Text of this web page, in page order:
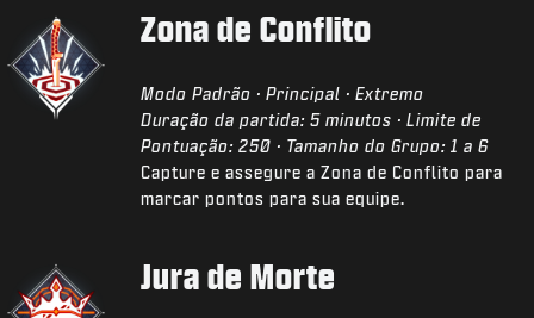
Zona de Conflito
Modo Padrão · Principal · Extremo
Duração da partida: 5 minutos · Limite de
Pontuação: 250 · Tamanho do Grupo: 1 a 6
Capture e assegure a Zona de Conflito para
marcar pontos para sua equipe.
Jura de Morte